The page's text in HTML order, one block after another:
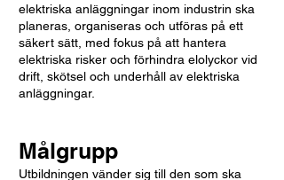
elektriska anläggningar inom industrin ska
planeras, organiseras och utföras på ett
säkert sätt, med fokus på att hantera
elektriska risker och förhindra elolyckor vid
drift, skötsel och underhåll av elektriska
anläggningar.
Målgrupp
​Utbildningen vänder sig till den som ska